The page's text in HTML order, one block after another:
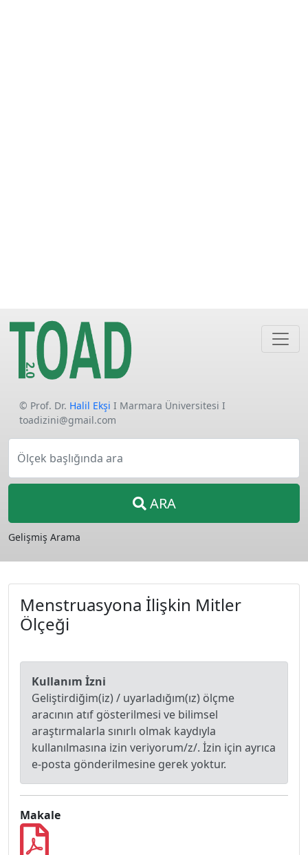
© Prof. Dr. Halil Ekşi I Marmara Üniversitesi I
toadizini@gmail.com
Ölçek başlığında ara
ARA
Gelişmiş Arama
Menstruasyona İlişkin Mitler
Ölçeği
Kullanım İzni
Geliştirdiğim(iz) / uyarladığım(ız) ölçme
aracının atıf gösterilmesi ve bilimsel
araştırmalarla sınırlı olmak kaydıyla
kullanılmasına izin veriyorum/z/. İzin için ayrıca
e-posta gönderilmesine gerek yoktur.
Makale